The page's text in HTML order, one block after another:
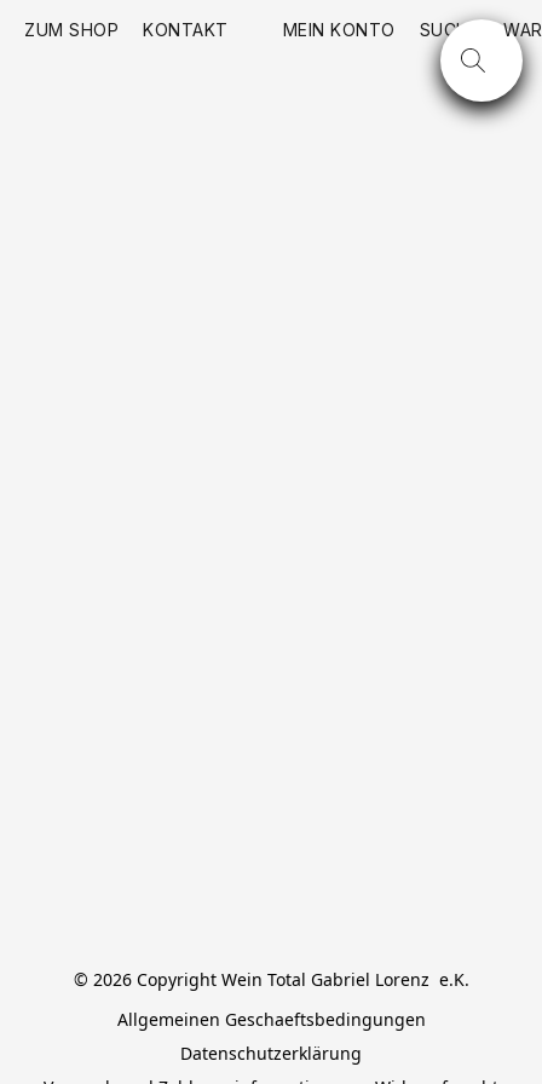
ZUM SHOP KONTAKT MEIN KONTO SUCHE
© 2026 Copyright Wein Total Gabriel Lorenz  e.K.
Allgemeinen Geschaeftsbedingungen
Datenschutzerklärung